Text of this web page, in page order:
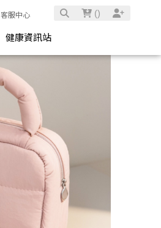
客服中心 ()
健康資訊站